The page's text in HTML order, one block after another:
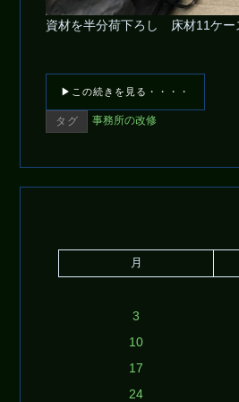
資材を半分荷下ろし 床材11ケー
▶この続きを見る・・・・
タグ 事務所の改修
月
3
10
17
24